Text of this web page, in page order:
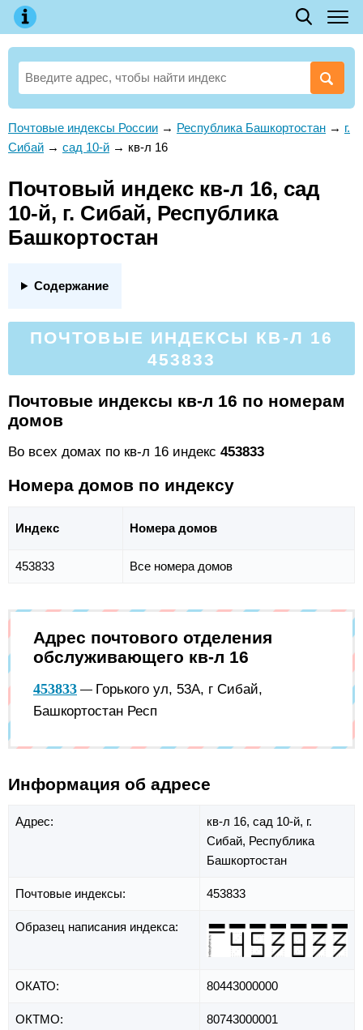
Почтовые индексы России → Республика Башкортостан → г.
Сибай → сад 10-й → кв-л 16
Почтовый индекс кв-л 16, сад
10-й, г. Сибай, Республика
Башкортостан
Содержание
ПОЧТОВЫЕ ИНДЕКСЫ КВ-Л 16
453833
Почтовые индексы кв-л 16 по номерам
домов
Во всех домах по кв-л 16 индекс 453833
Номера домов по индексу
Индекс Номера домов
453833 Все номера домов
Адрес почтового отделения
обслуживающего кв-л 16
453833 — Горького ул, 53А, г Сибай,
Башкортостан Респ
Информация об адресе
Адрес: кв-л 16, сад 10-й, г.
Сибай, Республика
Башкортостан
Почтовые индексы: 453833
Образец написания индекса:
ОКАТО: 80443000000
ОКТМО: 80743000001